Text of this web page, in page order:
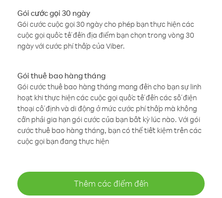
Gói cước gọi 30 ngày
Gói cước cuộc gọi 30 ngày cho phép bạn thực hiện các
cuộc gọi quốc tế đến địa điểm bạn chọn trong vòng 30
ngày với cước phí thấp của Viber.
Gói thuê bao hàng tháng
Gói cước thuê bao hàng tháng mang đến cho bạn sự linh
hoạt khi thực hiện các cuộc gọi quốc tế đến các số điện
thoại cố định và di động ở mức cước phí thấp mà không
cần phải gia hạn gói cước của bạn bất kỳ lúc nào. Với gói
cước thuê bao hàng tháng, bạn có thể tiết kiệm trên các
cuộc gọi bạn đang thực hiện
Thêm các điểm đến